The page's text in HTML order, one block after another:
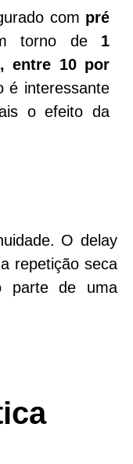
com pré
torno de 1
entre 10 por
é interessante
o efeito da
O delay
repetição seca
parte de uma